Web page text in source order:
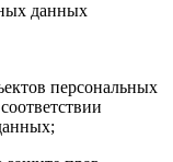
данных
персональных